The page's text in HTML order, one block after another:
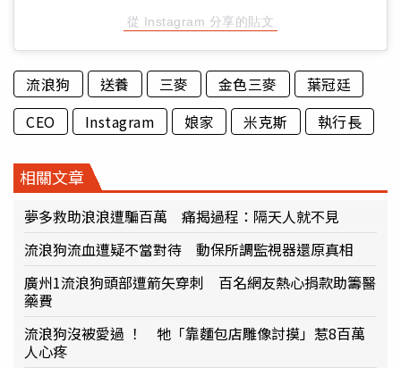
從 Instagram 分享的貼文
流浪狗 送養 三麥 金色三麥
葉冠廷
CEO
Instagram 娘家 米克斯 執行長
相關文章
夢多救助浪浪遭騙百萬 痛揭過程：隔天人就不見
流浪狗流血遭疑不當對待 動保所調監視器還原真相
廣州1流浪狗頭部遭箭矢穿刺 百名網友熱心捐款助籌醫
藥費
流浪狗沒被愛過 ！ 牠「靠麵包店雕像討摸」惹8百萬
人心疼